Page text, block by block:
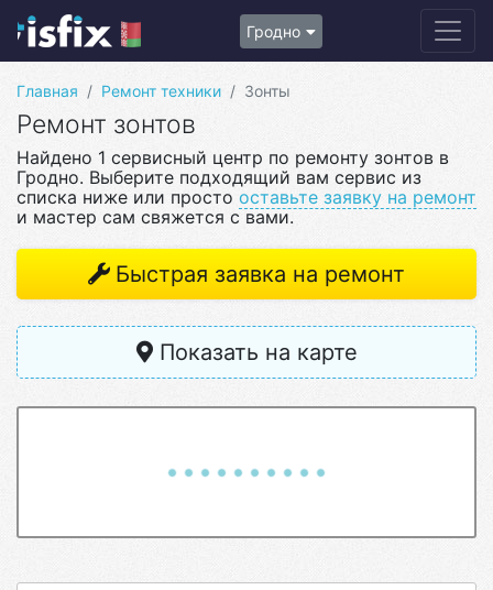
Гродно
Главная Ремонт техники Зонты
Ремонт зонтов
Найдено 1 сервисный центр по ремонту зонтов в
Гродно. Выберите подходящий вам сервис из
списка ниже или просто оставьте заявку на ремонт
и мастер сам свяжется с вами.
Быстрая заявка на ремонт
Показать на карте